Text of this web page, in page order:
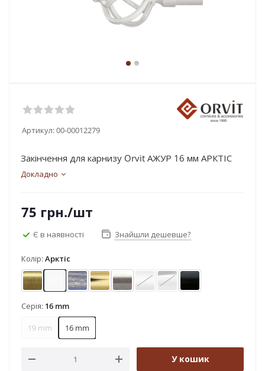
Артикул:00-00012279
Закінчення для карнизу Orvit АЖУР 16 мм АРКТІС
Докладно
75 грн./шт
Є в наявності Знайшли дешевше?
Колір:Арктіс
Антик АрктісБлакить золота
ЗолотоНержавіюча сталь
Сатин Хром Чорний оксамит
Серія: 16 mm
19 mm 16 mm
У кошик